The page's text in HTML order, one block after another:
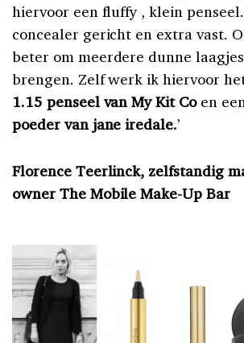
hiervoor een fluffy , klein
concealer gericht en extra vast.
beter om meerdere dunne
brengen. Zelf werk ik hiervoor
1.15 penseel van My Kit Coen
poeder van jane iredale.’
Florence Teerlinck, zelfstandig
owner The Mobile Make-Up Bar